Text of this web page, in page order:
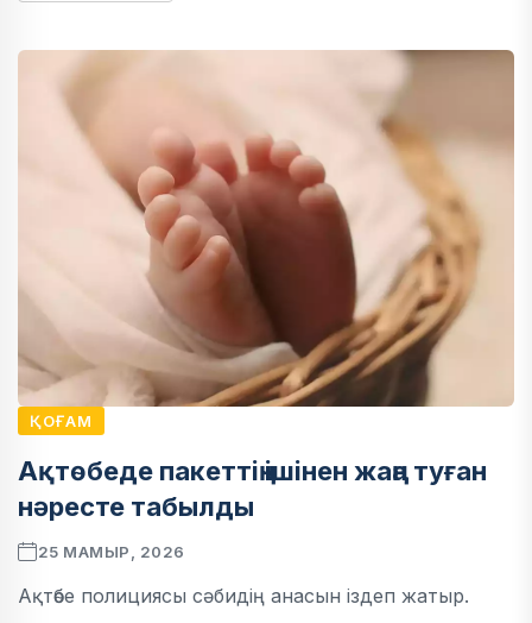
ҚОҒАМ
Ақтөбеде пакеттің ішінен жаңа туған
нәресте табылды
25 МАМЫР, 2026
Ақтөбе полициясы сәбидің анасын іздеп жатыр.